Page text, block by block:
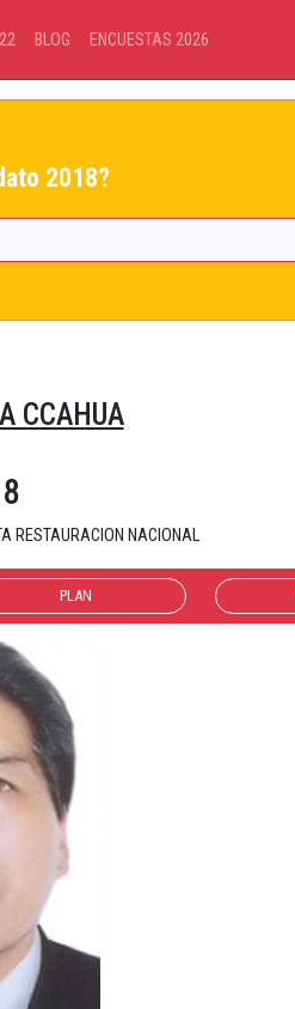
BLOG ENCUESTAS 2026
2018?
CCAHUA
NACIONAL
PLAN